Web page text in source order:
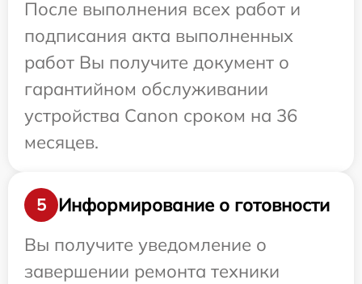
После выполнения всех работ и
подписания акта выполненных
работ Вы получите документ о
гарантийном обслуживании
устройства Canon сроком на 36
месяцев.
5
Информирование о готовности
Вы получите уведомление о
завершении ремонта техники